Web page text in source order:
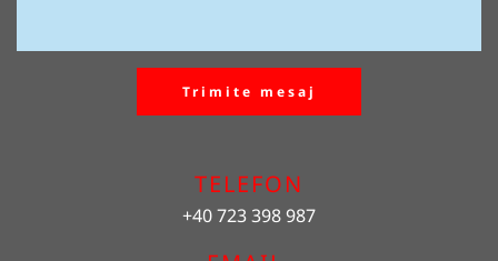
Trimite mesaj
TELEFON
+40 723 398 987